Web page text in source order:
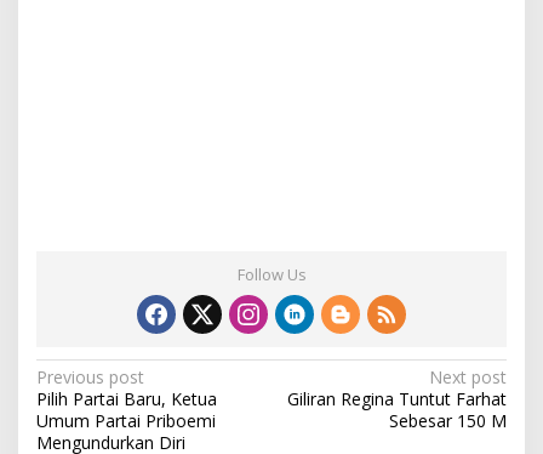
Follow Us
P
o
Previous post
Pilih Partai Baru, Ketua
Umum Partai Priboemi
Mengundurkan Diri
Next post
Giliran Regina Tuntut Farhat
Sebesar 150 M